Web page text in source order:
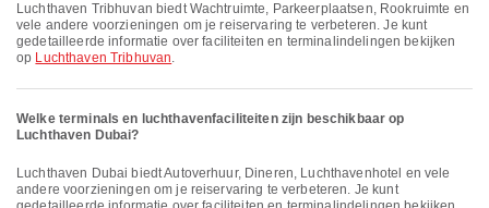
Luchthaven Tribhuvan biedt Wachtruimte, Parkeerplaatsen, Rookruimte en
vele andere voorzieningen om je reiservaring te verbeteren. Je kunt
gedetailleerde informatie over faciliteiten en terminalindelingen bekijken
op Luchthaven Tribhuvan.
Welke terminals en luchthavenfaciliteiten zijn beschikbaar op
Luchthaven Dubai?
Luchthaven Dubai biedt Autoverhuur, Dineren, Luchthavenhotel en vele
andere voorzieningen om je reiservaring te verbeteren. Je kunt